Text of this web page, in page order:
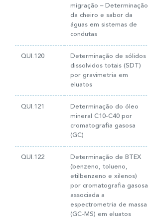
migração – Determinação
da cheiro e sabor da
águas em sistemas de
condutas
QUI.120
Determinação de sólidos
dissolvidos totais (SDT)
por gravimetria em
eluatos
QUI.121
Determinação do óleo
mineral C10-C40 por
cromatografia gasosa
(GC)
QUI.122
Determinação de BTEX
(benzeno, tolueno,
etilbenzeno e xilenos)
por cromatografia gasosa
associada a
espectrometria de massa
(GC-MS) em eluatos